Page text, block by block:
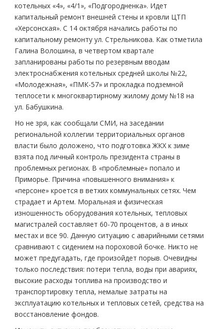
котельных «4», «4/1», «Подгородненка». Идет
капитальный ремонт внешней стены и кровли ЦТП
«Херсонская». С 14 октября начались работы по
капитальному ремонту ул. Стрельникова. Как отметила
Галина Волошина, в четвертом квартале
запланированы работы по резервным вводам
электроснабжения котельных средней школы №22,
«Молодежная», «ПМК-57» и прокладка подземной
теплосети к многоквартирному жилому дому №18 на
ул. Бабушкина.
Но не зря, как сообщали СМИ, на заседании
региональной коллегии территориальных органов
власти было доложено, что подготовка ЖКХ к зиме
взята под личный контроль президента страны в
проблемных регионах. В «проблемные» попало и
Приморье. Причина «повышенного внимания» к
«персоне» кроется в ветхих коммунальных сетях. Чем
страдает и Артем. Моральная и физическая
изношенность оборудования котельных, тепловых
магистралей составляет 60-70 процентов, а в иных
местах и все 90. Данную ситуацию с аварийными сетями
сравнивают с сидением на пороховой бочке. Никто не
может предугадать, где произойдет порыв. Очевидны
только последствия: потери тепла, воды при авариях,
высокие расходы топлива на производство и
транспортировку тепла, немалые затраты на
эксплуатацию котельных и тепловых сетей, средства на
восстановление фондов.